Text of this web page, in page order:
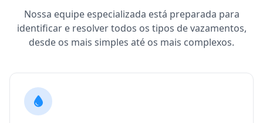
Nossa equipe especializada está preparada para
identificar e resolver todos os tipos de vazamentos,
desde os mais simples até os mais complexos.